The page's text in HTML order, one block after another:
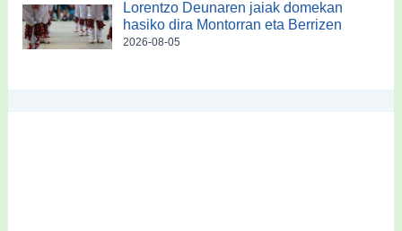
Lorentzo Deunaren jaiak domekan
hasiko dira Montorran eta Berrizen
2026-08-05